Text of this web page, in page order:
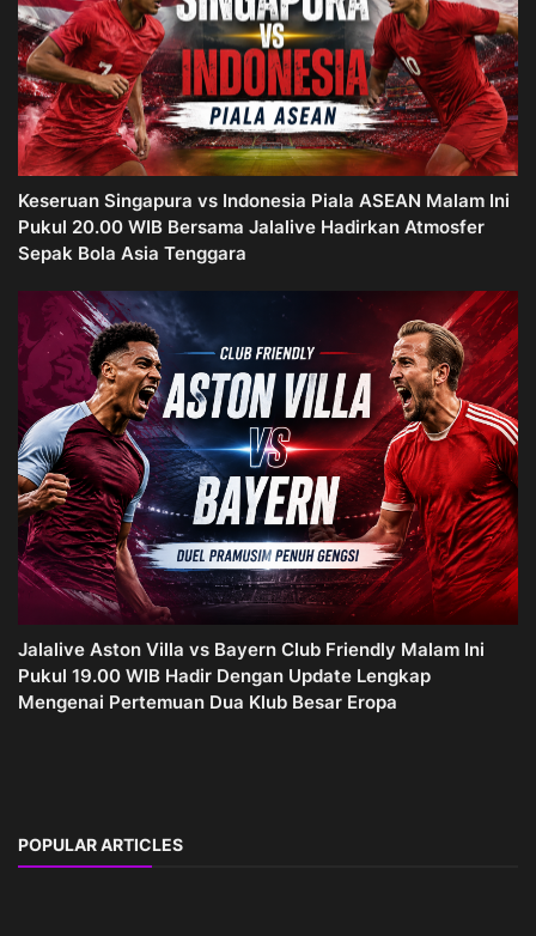
Keseruan Singapura vs Indonesia Piala ASEAN Malam Ini
Pukul 20.00 WIB Bersama Jalalive Hadirkan Atmosfer
Sepak Bola Asia Tenggara
Jalalive Aston Villa vs Bayern Club Friendly Malam Ini
Pukul 19.00 WIB Hadir Dengan Update Lengkap
Mengenai Pertemuan Dua Klub Besar Eropa
POPULAR ARTICLES